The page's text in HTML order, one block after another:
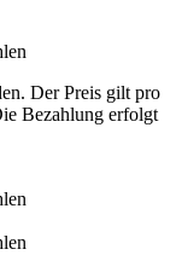
Der Preis gilt pro
Bezahlung erfolgt